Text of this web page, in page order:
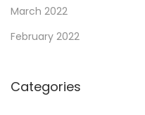
March 2022
February 2022
Categories